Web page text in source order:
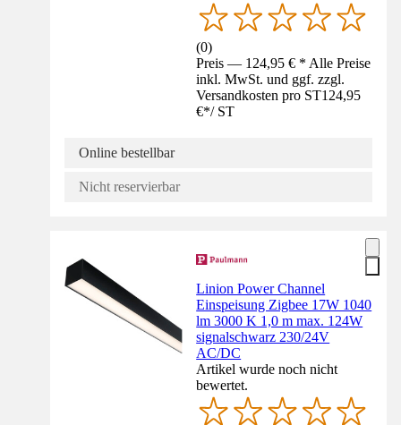
(0)
Preis — 124,95 € * Alle Preise
inkl. MwSt. und ggf. zzgl.
Versandkosten pro ST124,95
€*/ ST
Online bestellbar
Nicht reservierbar
Linion Power Channel
Einspeisung Zigbee 17W 1040
lm 3000 K 1,0 m max. 124W
signalschwarz 230/24V
AC/DC
Artikel wurde noch nicht
bewertet.